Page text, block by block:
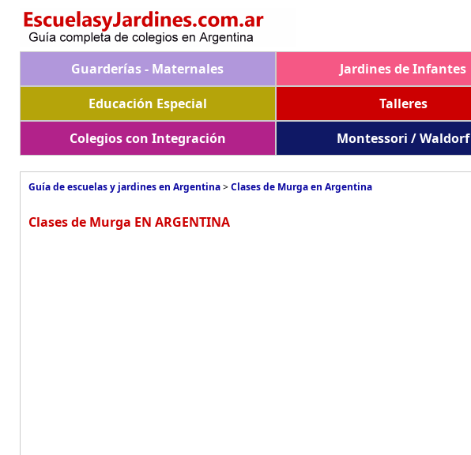
Guarderías - Maternales Jardines de Infantes
Educación Especial
Talleres
Colegios con Integración
Montessori / Waldorf
Guía de escuelas y jardines en Argentina>Clases de Murga en Argentina
Clases de Murga EN ARGENTINA